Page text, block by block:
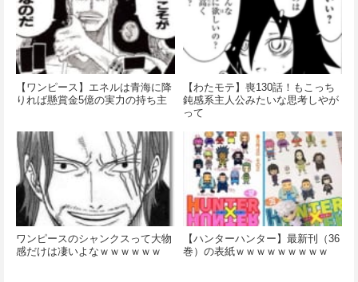
【ワンピース】エネルは青海に降
りれば懸賞金5億の実力の持ち主
【わたモテ】喪130話！もこっち
鈍感系主人公みたいな思考しやが
って
ワンピースのシャンクスって大物
感だけは凄いよなｗｗｗｗｗｗ
【ハンターハンター】最新刊（36
巻）の表紙ｗｗｗｗｗｗｗｗｗ